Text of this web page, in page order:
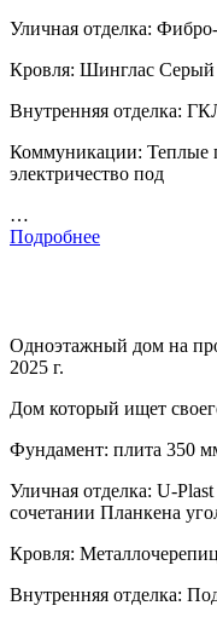
Уличная отделка:
Кровля: Шинглас Серый
Внутренняя отделка:
Коммуникации: Теплые
электричество под
…
Подробнее
Одноэтажный дом на
2025 г.
Дом который ищет
Фундамент: плита 350
Уличная отделка: U-
сочетании Планкена
Кровля:
Внутренняя отделка: